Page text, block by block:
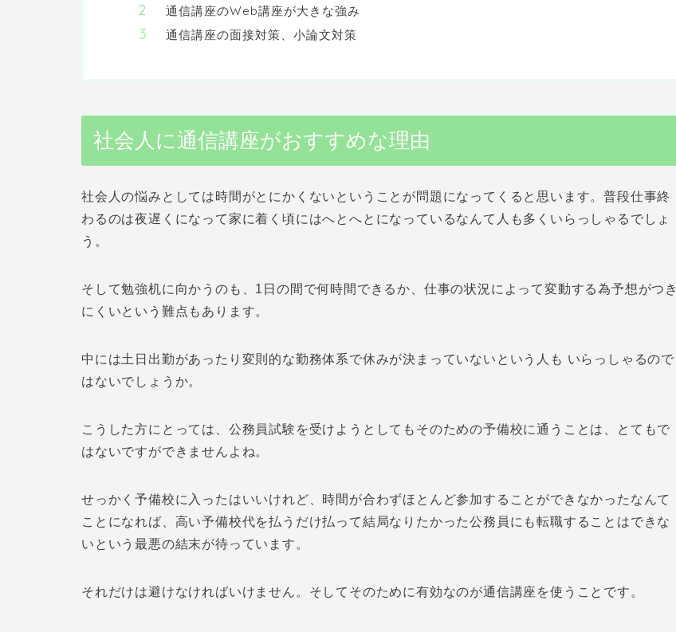
通信講座のWeb講座が大きな強み
通信講座の面接対策、小論文対策
社会人に通信講座がおすすめな理由
社会人の悩みとしては時間がとにかくないということが問題になってくると思います。普段仕事終
わるのは夜遅くになって家に着く頃にはへとへとになっているなんて人も多くいらっしゃるでしょ
う。
そして勉強机に向かうのも、1日の間で何時間できるか、仕事の状況によって変動する為予想がつき
にくいという難点もあります。
中には土日出勤があったり変則的な勤務体系で休みが決まっていないという人も いらっしゃるので
はないでしょうか。
こうした方にとっては、公務員試験を受けようとしてもそのための予備校に通うことは、とてもで
はないですができませんよね。
せっかく予備校に入ったはいいけれど、時間が合わずほとんど参加することができなかったなんて
ことになれば、高い予備校代を払うだけ払って結局なりたかった公務員にも転職することはできな
いという最悪の結末が待っています。
それだけは避けなければいけません。そしてそのために有効なのが通信講座を使うことです。